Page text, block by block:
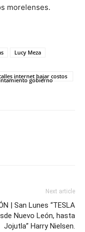
morelenses.
Lucy Meza
internet bajar costos
gobierno
Next article
| San Lunes “TESLA
Nuevo León, hasta
Jojutla” Harry Nielsen.